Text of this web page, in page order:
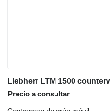
Liebherr LTM 1500
Precio a consultar